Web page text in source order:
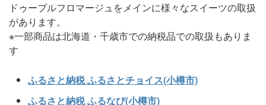
ドゥーブルフロマージュをメインに様々なスイーツの取扱
があります。
※一部商品は北海道・千歳市での納税品での取扱もありま
す
ふるさと納税 ふるさとチョイス(小樽市)
ふるさと納税 ふるなび(小樽市)